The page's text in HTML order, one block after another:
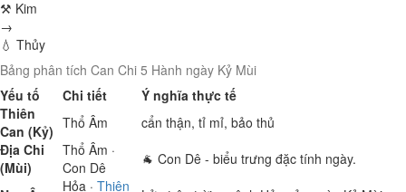
⚒ Kim
→
💧 Thủy
Bảng phân tích Can Chi 5 Hành ngày Kỷ Mùi
Yếu tố
Chi tiết
Ý nghĩa thực tế
Thiên
Can (Kỷ) Thổ Âm
cẩn thận, tỉ mỉ, bảo thủ
Địa Chi
(Mùi)
Thổ Âm ·
Con Dê
🐐 Con Dê - biểu trưng đặc tính ngày.
Hỏa · Thiên